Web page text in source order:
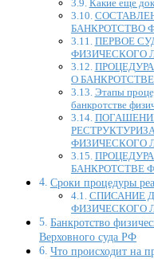
Какие еще
БАНКРОТСТВО
ПЕРВОЕ
ФИЗИЧЕСКОГО
О
Этапы
банкротстве
ФИЗИЧЕСКОГО
БАНКРОТСТВЕ
Сроки процедуры
СПИСАНИЕ
ФИЗИЧЕСКОГО
Банкротство
Верховного суда РФ
Что происходит на